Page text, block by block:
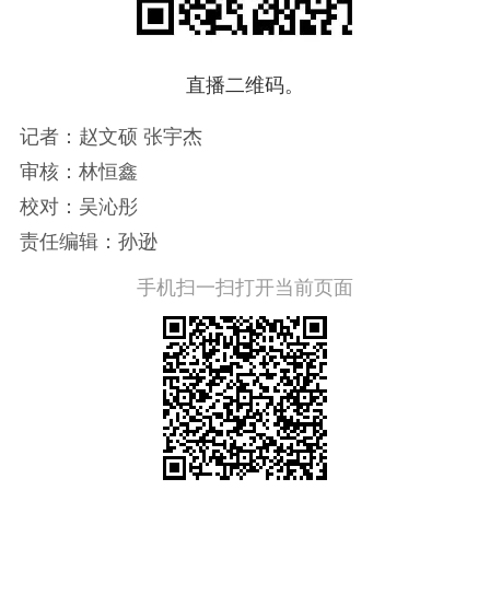
直播二维码。
记者：赵文硕 张宇杰
审核：林恒鑫
校对：吴沁彤
责任编辑：孙逊
手机扫一扫打开当前页面